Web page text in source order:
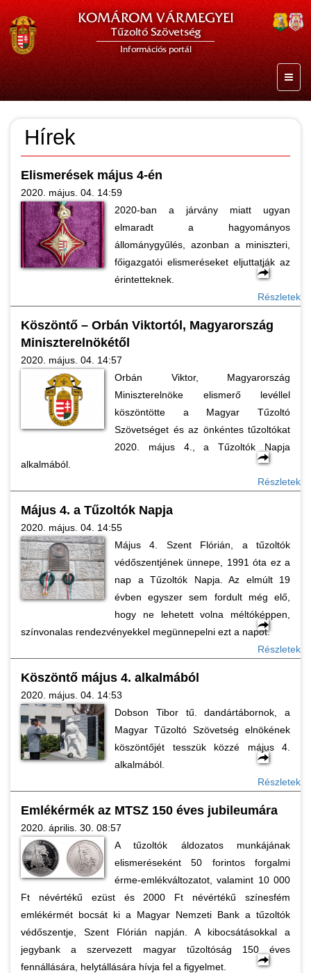
KOMÁROM VÁRMEGYEI
Tűzoltó Szövetség
Információs portál
Hírek
Elismerések május 4-én
2020. május. 04. 14:59
2020-ban a járvány miatt ugyan
elmaradt a hagyományos
állománygyűlés, azonban a miniszteri,
főigazgatói elismeréseket eljuttatják az
érintetteknek.
Részletek
Köszöntő – Orbán Viktortól, Magyarország
Miniszterelnökétől
2020. május. 04. 14:57
Orbán Viktor, Magyarország
Miniszterelnöke elismerő levéllel
köszöntötte a Magyar Tűzoltó
Szövetséget és az önkéntes tűzoltókat
2020. május 4., a Tűzoltók Napja
alkalmából.
Részletek
Május 4. a Tűzoltók Napja
2020. május. 04. 14:55
Május 4. Szent Flórián, a tűzoltók
védőszentjének ünnepe, 1991 óta ez a
nap a Tűzoltók Napja. Az elmúlt 19
évben egyszer sem fordult még elő,
hogy ne lehetett volna méltóképpen,
színvonalas rendezvényekkel megünnepelni ezt a napot.
Részletek
Köszöntő május 4. alkalmából
2020. május. 04. 14:53
Dobson Tibor tű. dandártábornok, a
Magyar Tűzoltó Szövetség elnökének
köszöntőjét tesszük közzé május 4.
alkalmából.
Részletek
Emlékérmék az MTSZ 150 éves jubileumára
2020. április. 30. 08:57
A tűzoltók áldozatos munkájának
elismeréseként 50 forintos forgalmi
érme-emlékváltozatot, valamint 10 000
Ft névértékű ezüst és 2000 Ft névértékű színesfém
emlékérmét bocsát ki a Magyar Nemzeti Bank a tűzoltók
védőszentje, Szent Flórián napján. A kibocsátásokkal a
jegybank a szervezett magyar tűzoltóság 150 éves
fennállására, helytállására hívja fel a figyelmet.